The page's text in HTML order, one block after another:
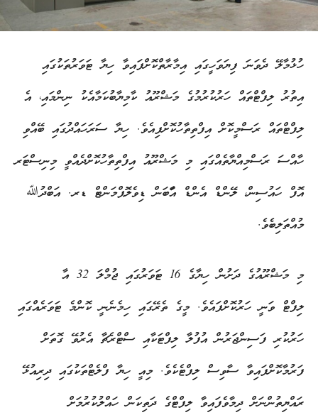
ހުޅުމާލޭ ދެވަނަ ފިޔަވަހީގައި އިމާރާތްކޮށްފައިވާ ހިޔާ ޓަވަރުތަކުގައި
އިތުރު ލިފްޓްތައް ހަރުކުރުމުގެ މަޝްރޫއު ކާމިޔާބުކަމާއެކު ނިންމައި، އެ
ލިފްޓްތައް ރަސްމީކޮށް އިފްތިތާހުކޮށްފިއެވެ. ހިޔާ ސަރަހައްދުގައި ބޭއްވި
ހާއްސަ ރަސްމިއްޔާތެއްގައި މި މަޝްރޫއު އިފްތިތާހުކޮށްދެއްވީ މިނިސްޓަރ
އޮފް ހައުސިން، ލޭންޑް އެންޑް އަާބަން ޑިވެލޮޕްމަންޓް ޑރ. އަބްދުﷲ
މުއްތަލިބެވެ.
މި މަޝްރޫއުގެ ދަށުން ހިޔާގެ 16 ޓަވަރުގައި ޖުމްލަ 32 އާ
ލިފްޓް ވަނީ ހަރުކޮށްފައެވެ. މީގެ ތެރޭގައި ހިމެނެނީ ކޮންމެ ޓަވަރެއްގައި
ހަރުކުރި ފަސިންޖަރުން އުފުލާ ލިފްޓަކާއި ސްޓްރެޗާ އެރުވޭ ގޮތަށް
ފަރުމާކޮށްފައިވާ ސާވިސް ލިފްޓެކެވެ. މިއީ ހިޔާ ފްލެޓްތަކުގައި ދިރިއުޅޭ
ރައްޔިތުންނަށް ދިމާވެފައިވާ ލިފްޓްގެ ދަތިކަން ހައްލުކުރުމަށް